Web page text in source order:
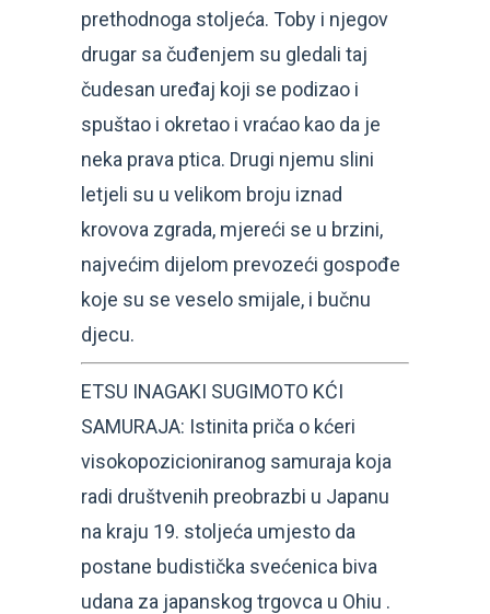
prethodnoga stoljeća. Toby i njegov
drugar sa čuđenjem su gledali taj
čudesan uređaj koji se podizao i
spuštao i okretao i vraćao kao da je
neka prava ptica. Drugi njemu slini
letjeli su u velikom broju iznad
krovova zgrada, mjereći se u brzini,
najvećim dijelom prevozeći gospođe
koje su se veselo smijale, i bučnu
djecu.
ETSU INAGAKI SUGIMOTO KĆI
SAMURAJA: Istinita priča o kćeri
visokopozicioniranog samuraja koja
radi društvenih preobrazbi u Japanu
na kraju 19. stoljeća umjesto da
postane budistička svećenica biva
udana za japanskog trgovca u Ohiu .